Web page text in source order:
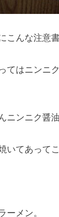
こんな注意書
てはニンニ
ニンニク醤
いてあって
ーメン。